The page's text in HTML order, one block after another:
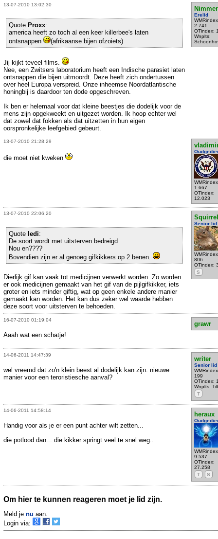
13-07-2010 13:02:30
Erelid
2.741
OTindex:
Wnplts:
Quote Proxx:
america heeft zo toch al een keer killerbee's laten
ontsnappen
(afrikaanse bijen ofzoiets)
Jij kijkt teveel films.
Nee, een Zwitsers laboratorium heeft een Indische parasiet laten
ontsnappen die bijen uitmoordt. Deze heeft zich ondertussen
over heel Europa verspreid. Onze inheemse Noordatlantische
honingbij is daardoor ten dode opgeschreven.
Ik ben er helemaal voor dat kleine beestjes die dodelijk voor de
mens zijn opgekweekt en uitgezet worden. Ik hoop echter wel
dat zowel dat fokken als dat uitzetten in hun eigen
oorspronkelijke leefgebied gebeurt.
13-07-2010 21:28:29
1.667
OTindex:
12.023
die moet niet kweken
13-07-2010 22:06:20
Squirrel
Senior lid
806
OTindex:
S
Quote ledi:
De soort wordt met uitsterven bedreigd.....
Nou en????
Bovendien zijn er al genoeg gifkikkers op 2 benen.
Dierlijk gif kan vaak tot medicijnen verwerkt worden. Zo worden
er ook medicijnen gemaakt van het gif van de pijlgifkikker, iets
groter en iets minder giftig, wat op geen enkele andere manier
gemaakt kan worden. Het kan dus zeker wel waarde hebben
deze soort voor uitsterven te behoeden.
16-07-2010 01:19:04
grawr
Aaah wat een schatje!
14-06-2011 14:47:39
writer
Senior lid
199
OTindex:
Wnplts:
T
wel vreemd dat zo'n klein beest al dodelijk kan zijn. nieuwe
manier voor een teroristiesche aanval?
14-06-2011 14:58:14
heraux
9.537
OTindex:
27.258
T
S
Handig voor als je er een punt achter wilt zetten...
die potlood dan... die kikker springt veel te snel weg..
Om hier te kunnen reageren moet je lid zijn.
Meld je nu aan.
Login via: